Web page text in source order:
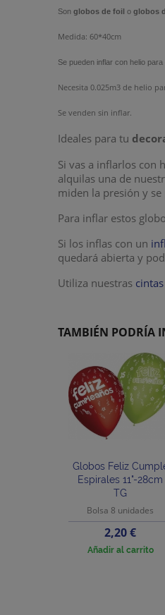
Songlobos de foil oglobos
Medida: 60*40cm
Se pueden inflar con helio
Necesita 0.025m3 de helio
Se venden sin inflar.
Ideales para tu
Si vas a inflarlos con
alquilas una de
miden la presión y
Para inflar estos
Si los inflas con un
quedará abierta y
Utiliza nuestras
TAMBIÉN PODRÍA
Globos Feliz
Espirales 11"-28cm
TG
Bolsa 8 unidades
Precio
2,20 €
Añadir al carrito